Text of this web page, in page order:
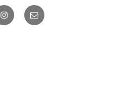
Instagram电
邮